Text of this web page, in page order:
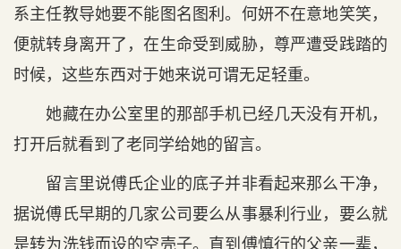
系主任教导她要不能图名图利。何妍不在意地笑笑，
便就转身离开了，在生命受到威胁，尊严遭受践踏的
时候，这些东西对于她来说可谓无足轻重。
她藏在办公室里的那部手机已经几天没有开机，
打开后就看到了老同学给她的留言。
留言里说傅氏企业的底子并非看起来那么干净，
据说傅氏早期的几家公司要么从事暴利行业，要么就
是转为洗钱而设的空壳子。直到傅慎行的父亲一辈，